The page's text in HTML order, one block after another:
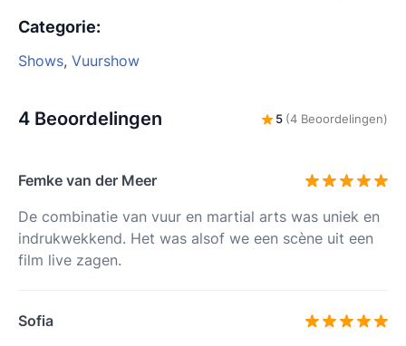
Categorie:
Shows, Vuurshow
4 Beoordelingen 5 (4 Beoordelingen)
Femke van der Meer
De combinatie van vuur en martial arts was uniek en
indrukwekkend. Het was alsof we een scène uit een
film live zagen.
Sofia